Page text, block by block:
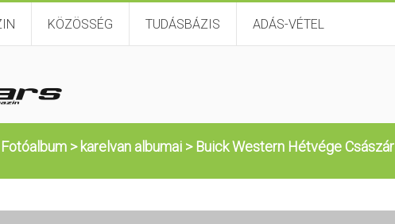
KÖZÖSSÉG TUDÁSBÁZIS ADÁS-VÉTEL
Fotóalbum > karelvan albumai > Buick Western Hétvége Császár